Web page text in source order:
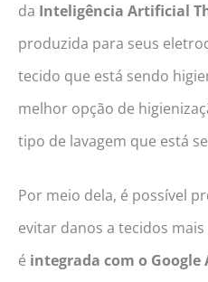
da Inteligência Artificial
produzida para seus
tecido que está sendo
melhor opção de
tipo de lavagem que está
Por meio dela, é possível
evitar danos a tecidos
é integrada com o Google